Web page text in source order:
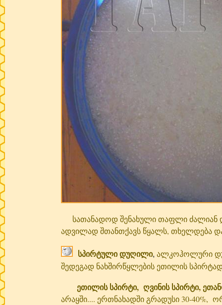
სათანადოდ შენახული თაფლი ძალიან
ადვილად შთანთქავს წყალს, თხელდება
სპირტული დუღილი, ალკოჰოლური
შედეგად ნახშირწყლების ეთილის
ეთილის სპირტი, ღვინის სპირტი,
არაყში.... ერთნახადში გრადუსი 30-40%,